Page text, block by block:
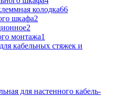
колодка66
шкафа2
2
монтажа1
кабельных стяжек и
для настенного кабель-